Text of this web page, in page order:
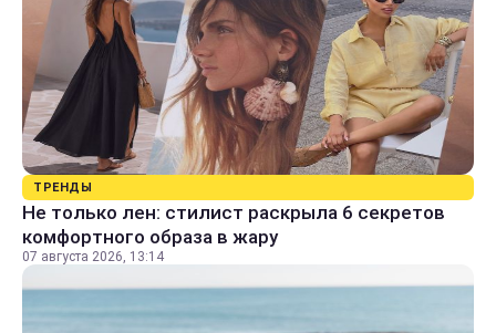
ТРЕНДЫ
Не только лен: стилист раскрыла 6 секретов
комфортного образа в жару
07 августа 2026, 13:14